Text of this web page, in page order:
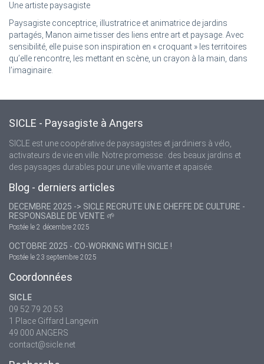
Une artiste paysagiste
Paysagiste conceptrice, illustratrice et animatrice de jardins
partagés, Manon aime tisser des liens entre art et paysage. Avec
sensibilité, elle puise son inspiration en « croquant » les territoires
qu’elle rencontre, les mettant en scène, un crayon à la main, dans
l’imaginaire.
SICLE - Paysagiste à Angers
SICLE est une coopérative de paysagistes et jardiniers à vélo,
activateurs de vie en ville. Notre promesse : des beaux jardins et
des paysages durables pour une ville vivante et apaisée.
Blog - derniers articles
DECEMBRE 2025 -> SICLE RECRUTE UN.E CHEF.FE DE CULTURE -
RESPONSABLE DE VENTE 🌱
Postée le 2 décembre 2025
OCTOBRE 2025 - CO-WORKING WITH SICLE !
Postée le 23 septembre 2025
Coordonnées
SICLE
09 52 79 20 53
1 Place Giffard Langevin
49 000 ANGERS
contact@sicle.net